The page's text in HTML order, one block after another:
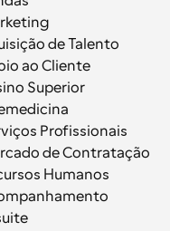
de Talento
ao Cliente
Superior
Profissionais
de Contratação
Humanos